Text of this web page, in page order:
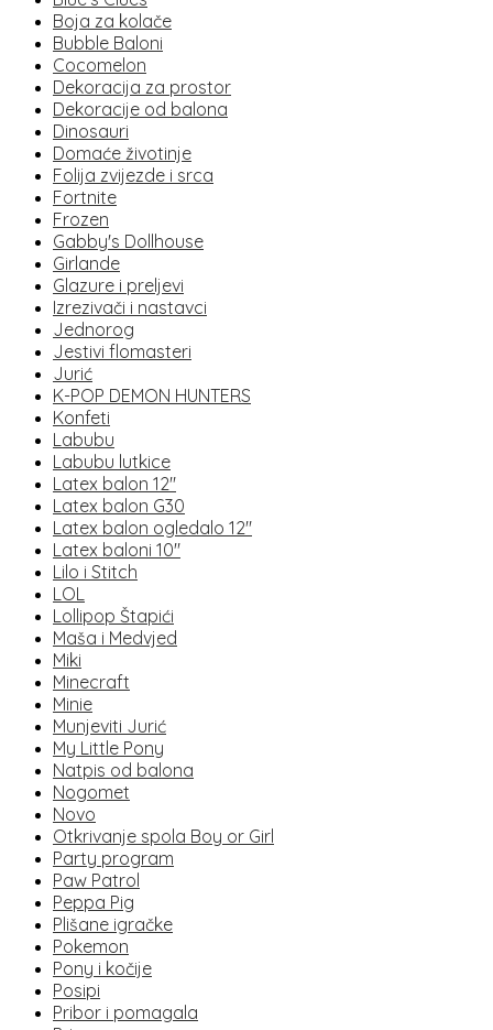
Boja za kolače
Bubble Baloni
Cocomelon
Dekoracija za prostor
Dekoracije od balona
Dinosauri
Domaće životinje
Folija zvijezde i srca
Fortnite
Frozen
Gabby's Dollhouse
Girlande
Glazure i preljevi
Izrezivači i nastavci
Jednorog
Jestivi flomasteri
Jurić
K-POP DEMON HUNTERS
Konfeti
Labubu
Labubu lutkice
Latex balon 12"
Latex balon G30
Latex balon ogledalo 12"
Latex baloni 10"
Lilo i Stitch
LOL
Lollipop Štapići
Maša i Medvjed
Miki
Minecraft
Minie
Munjeviti Jurić
My Little Pony
Natpis od balona
Nogomet
Novo
Otkrivanje spola Boy or Girl
Party program
Paw Patrol
Peppa Pig
Plišane igračke
Pokemon
Pony i kočije
Posipi
Pribor i pomagala